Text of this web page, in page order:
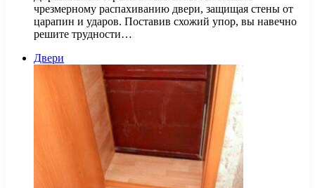
чрезмерному распахиванию двери, защищая стены от
царапин и ударов. Поставив схожий упор, вы навечно
решите трудности…
Двери